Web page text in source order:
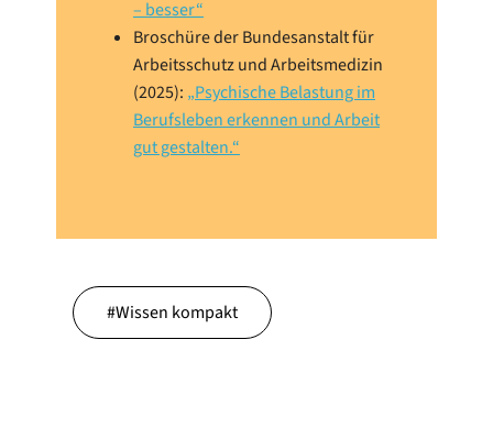
– besser“
Broschüre der Bundesanstalt für
Arbeitsschutz und Arbeitsmedizin
(2025): „Psychische Belastung im
Berufsleben erkennen und Arbeit
gut gestalten.“
#Wissen kompakt